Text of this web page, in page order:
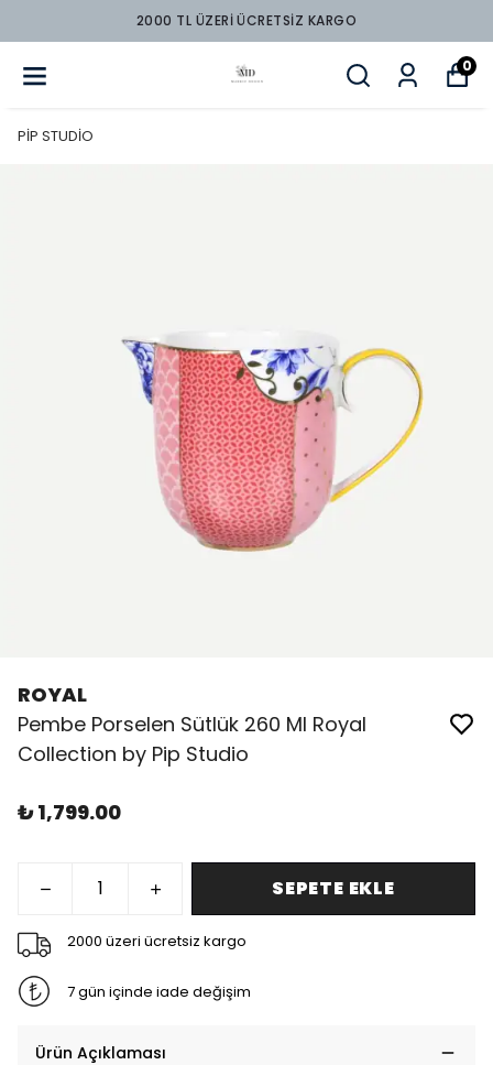
2000 TL ÜZERİ ÜCRETSİZ KARGO
0
PİP STUDİO
ROYAL
Pembe Porselen Sütlük 260 Ml Royal
Collection by Pip Studio
₺ 1,799.00
SEPETE EKLE
2000 üzeri ücretsiz kargo
7 gün içinde iade değişim
Ürün Açıklaması